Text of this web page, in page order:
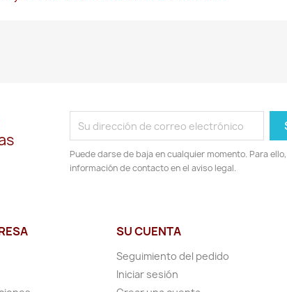
Puede darse de baja en cualquier momento. Para
información de contacto en el aviso legal.
SU CUENTA
Seguimiento del pedido
Iniciar sesión